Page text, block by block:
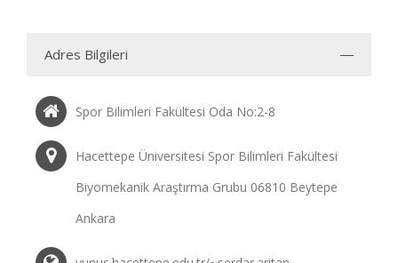
Adres Bilgileri
Spor Bilimleri Fakültesi Oda No:2-8
Hacettepe Üniversitesi Spor Bilimleri Fakültesi
Biyomekanik Araştırma Grubu 06810 Beytepe
Ankara